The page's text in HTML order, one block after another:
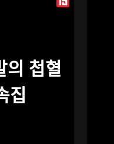
의 첩혈
집